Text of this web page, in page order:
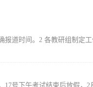
道时间。2 各教研组制定
号下午考试结束后放假，